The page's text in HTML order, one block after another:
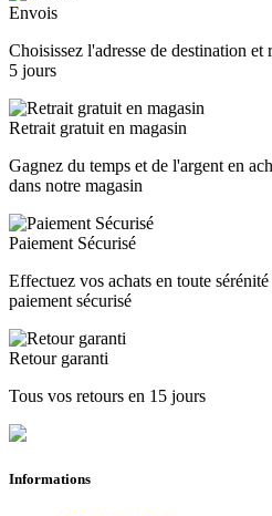
Envois
Choisissez l'adresse de destination
5 jours
Retrait gratuit en magasin
Gagnez du temps et de l'argent en
dans notre magasin
Paiement Sécurisé
Effectuez vos achats en toute
paiement sécurisé
Retour garanti
Tous vos retours en 15 jours
Informations